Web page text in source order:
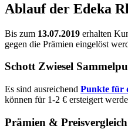
Ablauf der Edeka
Bis zum 13.07.2019 erhalten
gegen die Prämien eingelöst
Schott Zwiesel
Es sind ausreichend Punkte für
können für 1-2 € ersteigert
Prämien &